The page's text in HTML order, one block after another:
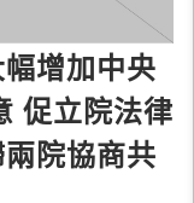
幅增加中央
促立院法律
院協商共